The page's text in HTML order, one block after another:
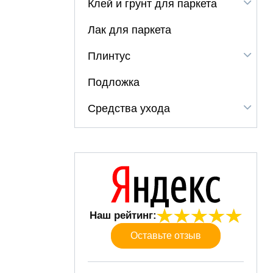
Клей и грунт для паркета
Лак для паркета
Плинтус
Подложка
Средства ухода
Наш рейтинг:
Оставьте отзыв